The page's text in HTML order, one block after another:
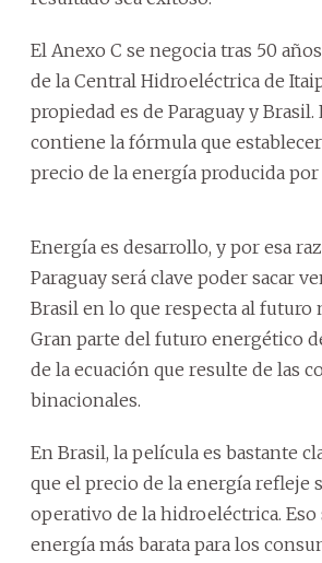
El Anexo C se negocia tras 50
de la Central Hidroeléctrica de
propiedad es de Paraguay y
contiene la fórmula que
precio de la energía producida
Energía es desarrollo, y por esa
Paraguay será clave poder sacar
Brasil en lo que respecta al futuro
Gran parte del futuro energético
de la ecuación que resulte de las
binacionales.
En Brasil, la película es bastante
que el precio de la energía refleje
operativo de la hidroeléctrica. Eso
energía más barata para los